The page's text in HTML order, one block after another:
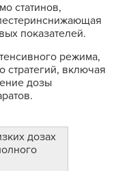
статинов,
показателей.
режима,
стратегий, включая
дозы
дозах